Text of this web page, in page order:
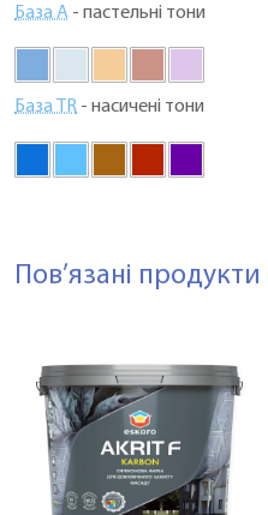
База А - пастельні тони
База TR - насичені тони
Пов’язані продукти